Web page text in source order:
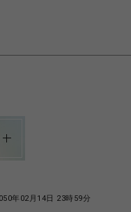
年02月14日 23時59分